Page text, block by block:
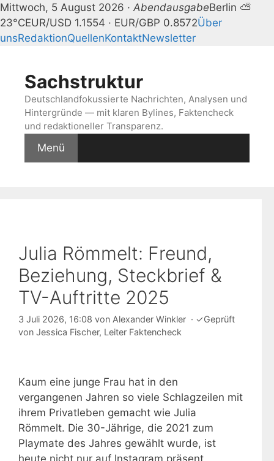
Mittwoch, 5 August 2026 · AbendausgabeBerlin ⛅
23°CEUR/USD 1.1554 · EUR/GBP 0.8572Über
unsRedaktionQuellenKontaktNewsletter
springenSachstruktur
Deutschlandfokussierte Nachrichten, Analysen und
Hintergründe — mit klaren Bylines, Faktencheck
und redaktioneller Transparenz.
Menü
Julia Römmelt: Freund,
Beziehung, Steckbrief &
TV-Auftritte 2025
3 Juli 2026, 16:08 von Alexander Winkler · ✓Geprüft
von Jessica Fischer, Leiter Faktencheck
Kaum eine junge Frau hat in den
vergangenen Jahren so viele Schlagzeilen mit
ihrem Privatleben gemacht wie Julia
Römmelt. Die 30-Jährige, die 2021 zum
Playmate des Jahres gewählt wurde, ist